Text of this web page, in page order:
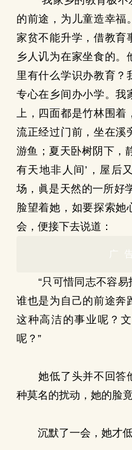
的前途，为儿童造幸福
家贫不能升学，借教育
乡人讥为在家坐食的。
里有什么学识办教育？
专心在乡间办小学。我
上，四面都是竹林围着
流正经过门前，坐在溪
游鱼；夏天卧树阴下，
有天地非人间’，屋后
场，眞是天然的一所好
脸望着她，如要探索她
会，便接下去说道：
广
“只可惜同志不容易
谁也是为自己的前途奔
这种高洁的事业呢？
呢？”
她低了头并不回答
种莫名的扰动，她的脸
沉默了一会，她才低